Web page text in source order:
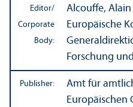
Editor/
Corporate
Body:
Alcouffe, Alain
Europäische
Forschung
Publisher:
Amt für
Europäischen